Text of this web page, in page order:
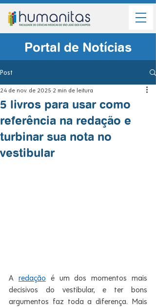
Portal de Notícias
Post
5 livros para usar como
referência na redação e
turbinar sua nota no
vestibular
24 de nov. de 2025 2 min de leitura
A redação é um dos momentos mais
decisivos do vestibular, e ter bons
argumentos faz toda a diferença. Mais